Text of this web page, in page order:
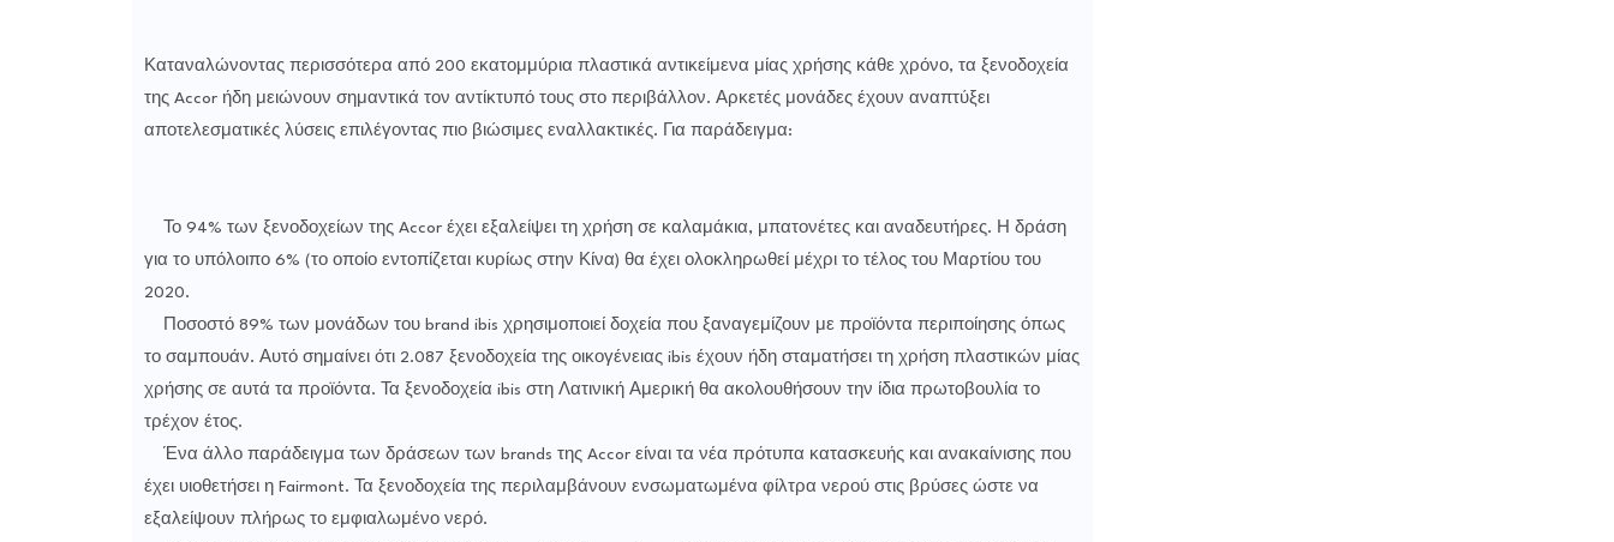
Καταναλώνοντας περισσότερα από 200 εκατομμύρια πλαστικά αντικείμενα μίας χρήσης κάθε χρόνο, τα ξενοδοχεία
της Accor ήδη μειώνουν σημαντικά τον αντίκτυπό τους στο περιβάλλον. Αρκετές μονάδες έχουν αναπτύξει
αποτελεσματικές λύσεις επιλέγοντας πιο βιώσιμες εναλλακτικές. Για παράδειγμα:
Το 94% των ξενοδοχείων της Accor έχει εξαλείψει τη χρήση σε καλαμάκια, μπατονέτες και αναδευτήρες. Η δράση
για το υπόλοιπο 6% (το οποίο εντοπίζεται κυρίως στην Κίνα) θα έχει ολοκληρωθεί μέχρι το τέλος του Μαρτίου του
2020.
Ποσοστό 89% των μονάδων του brand ibis χρησιμοποιεί δοχεία που ξαναγεμίζουν με προϊόντα περιποίησης όπως
το σαμπουάν. Αυτό σημαίνει ότι 2.087 ξενοδοχεία της οικογένειας ibis έχουν ήδη σταματήσει τη χρήση πλαστικών μίας
χρήσης σε αυτά τα προϊόντα. Τα ξενοδοχεία ibis στη Λατινική Αμερική θα ακολουθήσουν την ίδια πρωτοβουλία το
τρέχον έτος.
Ένα άλλο παράδειγμα των δράσεων των brands της Accor είναι τα νέα πρότυπα κατασκευής και ανακαίνισης που
έχει υιοθετήσει η Fairmont. Τα ξενοδοχεία της περιλαμβάνουν ενσωματωμένα φίλτρα νερού στις βρύσες ώστε να
εξαλείψουν πλήρως το εμφιαλωμένο νερό.